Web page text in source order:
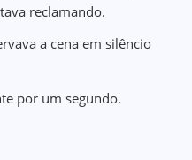
reclamando.
a cena em silêncio
por um segundo.